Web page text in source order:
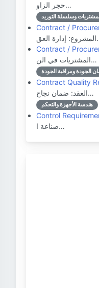
حجر الزاو…
وسلسلة التوريد
Contract /
Contract /
المشتريات في الن…
Contract Quality
العقد: ضمان نجاح…
هندسة الأجهزة والتحكم
Control
صناعة ا…